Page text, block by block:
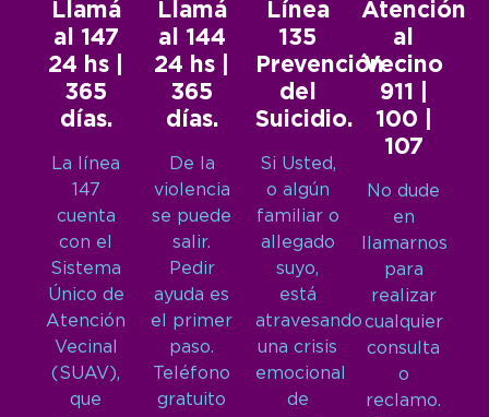
Llamá
al 147
24 hs |
365
días.
La línea
147
cuenta
con el
Sistema
Único de
Atención
Vecinal
(SUAV),
que
Llamá
al 144
24 hs |
365
días.
De la
violencia
se puede
salir.
Pedir
ayuda es
el primer
paso.
Teléfono
gratuito
Línea
135
Prevención
del
Suicidio.
Si Usted,
o algún
familiar o
allegado
suyo,
está
atravesando
una crisis
emocional
de
Atención
al
Vecino
911 |
100 |
107
No dude
en
llamarnos
para
realizar
cualquier
consulta
o
reclamo.